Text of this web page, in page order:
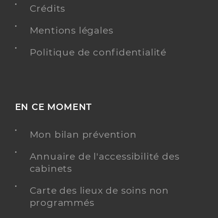
Crédits
Mentions légales
Politique de confidentialité
EN CE MOMENT
Mon bilan prévention
Annuaire de l'accessibilité des
cabinets
Carte des lieux de soins non
programmés